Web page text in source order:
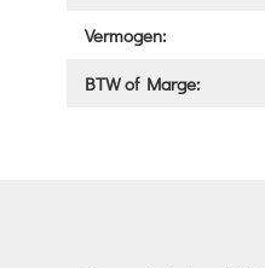
Vermogen:
BTW of Marge: